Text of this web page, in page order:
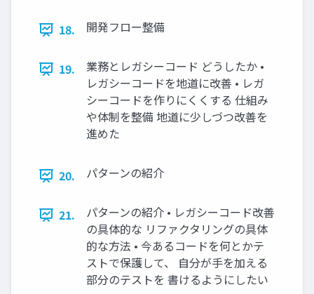
18. 開発フロー整備
19.
業務とレガシーコード どうしたか •
レガシーコードを地道に改善 • レガ
シーコードを作りにくくする 仕組み
や体制を整備 地道に少しづつ改善を
進めた
20. パターンの紹介
21.
パターンの紹介 • レガシーコード改善
の具体的な リファクタリングの具体
的な方法 • 今あるコードを何とかテ
ストで保護して、 自分が手を加える
部分のテストを 書けるようにしたい